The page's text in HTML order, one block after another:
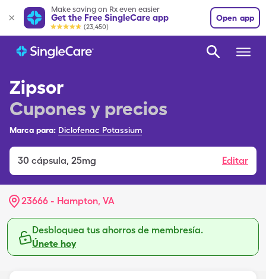
Make saving on Rx even easier
Get the Free SingleCare app
(23,450)
Open app
Zipsor
Cupones y precios
Marca para: Diclofenac Potassium
30 cápsula, 25mg Editar
23666 - Hampton, VA
Desbloquea tus ahorros de membresía.
Únete hoy